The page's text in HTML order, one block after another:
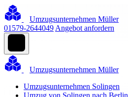
Umzugsunternehmen Müller
01579-2644049 Angebot anfordern
Umzugsunternehmen Müller
Umzugsunternehmen Solingen
Umzug von Solingen nach Berlin